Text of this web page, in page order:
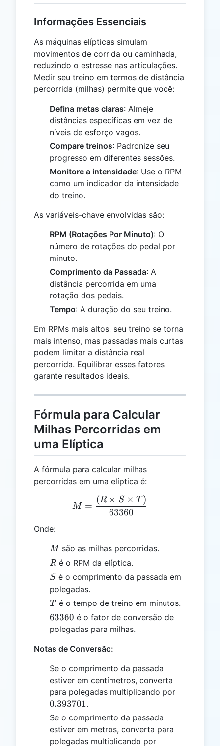
Informações Essenciais
As máquinas elípticas simulam
movimentos de corrida ou caminhada,
reduzindo o estresse nas articulações.
Medir seu treino em termos de distância
percorrida (milhas) permite que você:
Defina metas claras: Almeje
distâncias específicas em vez de
níveis de esforço vagos.
Compare treinos: Padronize seu
progresso em diferentes sessões.
Monitore a intensidade: Use o RPM
como um indicador da intensidade
do treino.
As variáveis-chave envolvidas são:
RPM (Rotações Por Minuto): O
número de rotações do pedal por
minuto.
Comprimento da Passada: A
distância percorrida em uma
rotação dos pedais.
Tempo: A duração do seu treino.
Em RPMs mais altos, seu treino se torna
mais intenso, mas passadas mais curtas
podem limitar a distância real
percorrida. Equilibrar esses fatores
garante resultados ideais.
Fórmula para Calcular
Milhas Percorridas em
uma Elíptica
A fórmula para calcular milhas
percorridas em uma elíptica é:
M = \frac{(R \times S
M =
63360
(R × S × T)
Onde:
M
M são as milhas percorridas.
R
Ré o RPM da elíptica.
S
S é o comprimento da passada em
polegadas.
T
T é o tempo de treino em minutos.
63360
63360 é o fator de conversão de
polegadas para milhas.
Notas de Conversão:
Se o comprimento da passada
estiver em centímetros, converta
para polegadas multiplicando por
0.393701.
Se o comprimento da passada
estiver em metros, converta para
polegadas multiplicando por